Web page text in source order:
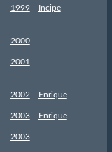
1999 Incipe
2000
2001
2002 Enrique
2003 Enrique
2003